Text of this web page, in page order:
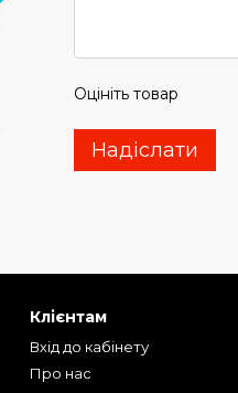
Оцініть товар
Надіслати
Клієнтам
Вхід до кабінету
Про нас